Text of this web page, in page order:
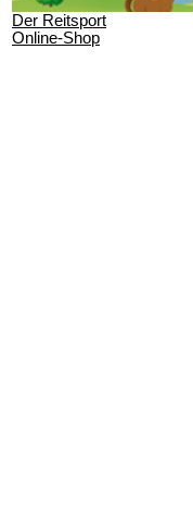
Der Reitsport
Online-Shop